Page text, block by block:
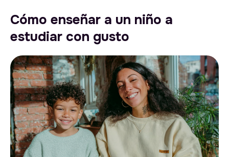
Cómo enseñar a un niño a
estudiar con gusto